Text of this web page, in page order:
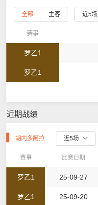
全部 主客 近5场
赛事
罗乙1
罗乙1
近期战绩
胡内多阿拉 近5场
赛事 比赛日期
罗乙1 25-09-27
罗乙1 25-09-20